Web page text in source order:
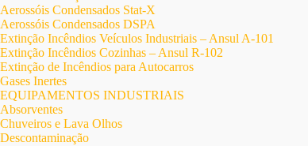
Aerossóis Condensados Stat-X
Aerossóis Condensados DSPA
Extinção Incêndios Veículos Industriais – Ansul A-101
Extinção Incêndios Cozinhas – Ansul R-102
Extinção de Incêndios para Autocarros
Gases Inertes
EQUIPAMENTOS INDUSTRIAIS
Absorventes
Chuveiros e Lava Olhos
Descontaminação